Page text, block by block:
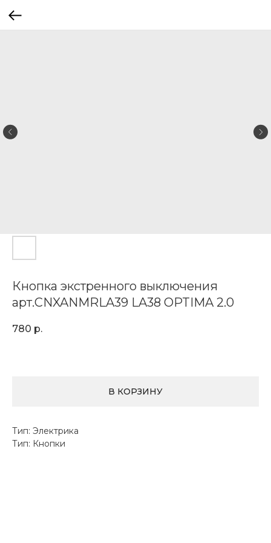
Кнопка экстренного выключения
арт.CNXANMRLA39 LA38 OPTIMA 2.0
780 р.
В КОРЗИНУ
Тип: Электрика
Тип: Кнопки